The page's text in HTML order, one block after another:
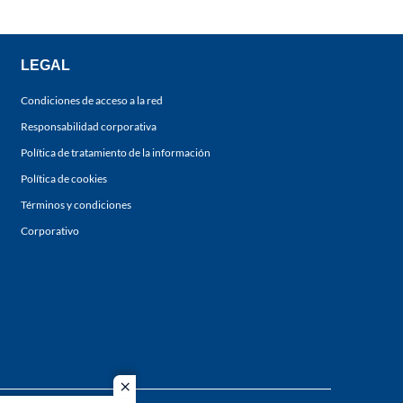
close
LEGAL
Condiciones de acceso a la red
Responsabilidad corporativa
Política de tratamiento de la información
Política de cookies
Términos y condiciones
Corporativo